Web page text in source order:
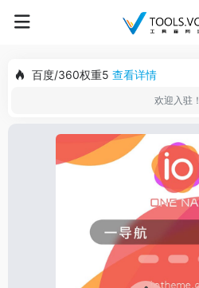
百度/360权重5 查看详情
欢迎入驻！